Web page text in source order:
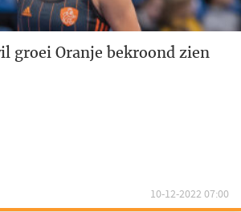
groei Oranje bekroond zien
10-12-2022 07:00